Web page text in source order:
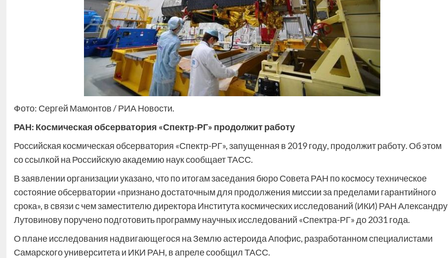
Фото: Сергей Мамонтов / РИА Новости.
РАН: Космическая обсерватория «Спектр-РГ» продолжит работу
Российская космическая обсерватория «Спектр-РГ», запущенная в 2019 году, продолжит работу. Об этом
со ссылкой на Российскую академию наук сообщает ТАСС.
В заявлении организации указано, что по итогам заседания бюро Совета РАН по космосу техническое
состояние обсерватории «признано достаточным для продолжения миссии за пределами гарантийного
срока», в связи с чем заместителю директора Института космических исследований (ИКИ) РАН Александру
Лутовинову поручено подготовить программу научных исследований «Спектра-РГ» до 2031 года.
О плане исследования надвигающегося на Землю астероида Апофис, разработанном специалистами
Самарского университета и ИКИ РАН, в апреле сообщил ТАСС.